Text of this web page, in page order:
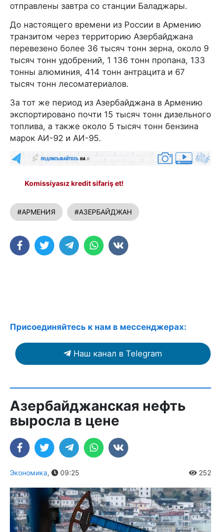
отправлены завтра со станции Баладжары.
До настоящего времени из России в Армению
транзитом через территорию Азербайджана
перевезено более 36 тысяч тонн зерна, около 9
тысяч тонн удобрений, 1 136 тонн пропана, 133
тонны алюминия, 414 тонн антрацита и 67
тысяч тонн лесоматериалов.
За тот же период из Азербайджана в Армению
экспортировано почти 15 тысяч тонн дизельного
топлива, а также около 5 тысяч тонн бензина
марок АИ-92 и АИ-95.
Komissiyasız kredit sifariş et!
#АРМЕНИЯ #АЗЕРБАЙДЖАН
Присоединяйтесь к нам в мессенджерах:
Наш канал в Telegram
Азербайджанская нефть
выросла в цене
Экономика, 09:25 252